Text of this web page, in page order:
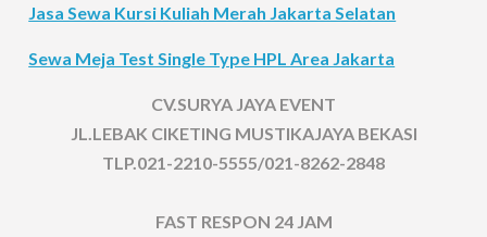
Jasa Sewa Kursi Kuliah Merah Jakarta Selatan
Sewa Meja Test Single Type HPL Area Jakarta
CV.SURYA JAYA EVENT
JL.LEBAK CIKETING MUSTIKAJAYA BEKASI
TLP.021-2210-5555/021-8262-2848
FAST RESPON 24 JAM